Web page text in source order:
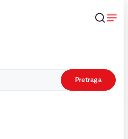
Pretraga